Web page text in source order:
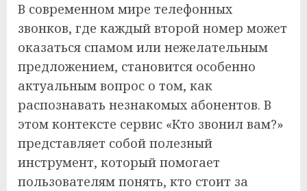
В современном мире телефонных
звонков, где каждый второй номер может
оказаться спамом или нежелательным
предложением, становится особенно
актуальным вопрос о том, как
распознавать незнакомых абонентов. В
этом контексте сервис «Кто звонил вам?»
представляет собой полезный
инструмент, который помогает
пользователям понять, кто стоит за